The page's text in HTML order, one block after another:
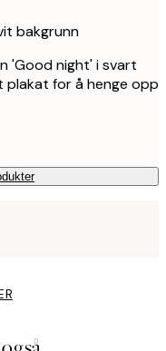
bakgrunn
'Good night' i svart
plakat for å henge opp